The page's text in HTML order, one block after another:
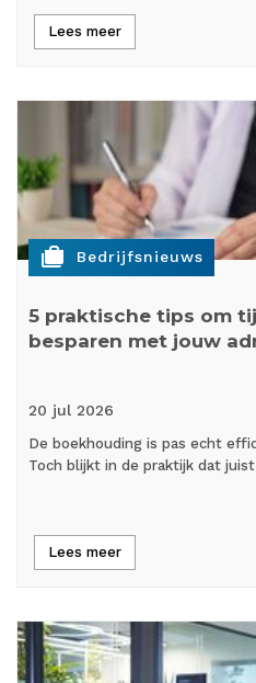
Lees meer
cases Bedrijfsnieuws
5 praktische tips om
besparen met jouw
20 jul 2026
De boekhouding is pas echt
Toch blijkt in de praktijk dat
Lees meer